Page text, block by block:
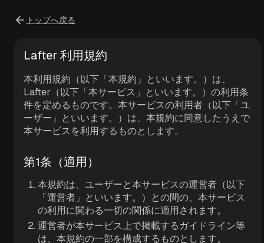
トップへ戻る
Lafter 利用規約
本利用規約（以下「本規約」といいます。）は、
Lafter（以下「本サービス」といいます。）の利用条
件を定めるものです。本サービスの利用者（以下「ユ
ーザー」といいます。）は、本規約に同意したうえで
本サービスを利用するものとします。
第1条（適用）
本規約は、ユーザーと本サービスの運営者（以下
「運営者」といいます。）との間の、本サービス
の利用に関わる一切の関係に適用されます。
運営者が本サービス上で掲載するガイドライン等
は、本規約の一部を構成するものとします。